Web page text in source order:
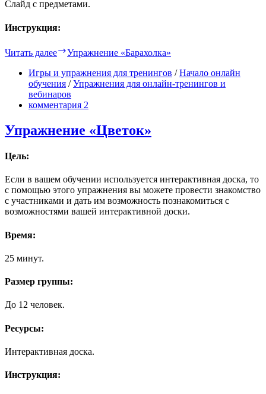
Слайд с предметами.
Инструкция:
Читать далее
Упражнение «Барахолка»
Игры и упражнения для тренингов /Начало онлайн
обучения /Упражнения для онлайн-тренингов и
вебинаров
комментария 2
Упражнение «Цветок»
Цель:
Если в вашем обучении используется интерактивная доска, то
с помощью этого упражнения вы можете провести знакомство
с участниками и дать им возможность познакомиться с
возможностями вашей интерактивной доски.
Время:
25 минут.
Размер группы:
До 12 человек.
Ресурсы:
Интерактивная доска.
Инструкция: